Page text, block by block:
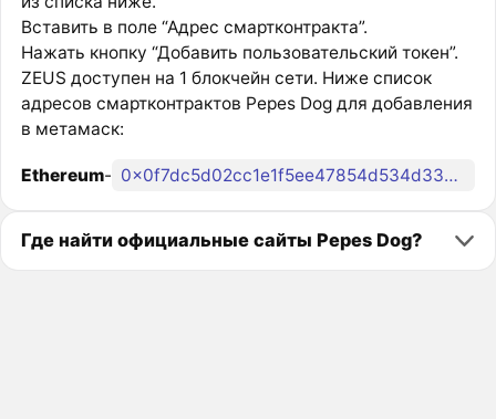
Вставить в поле “Адрес смартконтракта”.
Нажать кнопку “Добавить пользовательский токен”.
ZEUS доступен на 1 блокчейн сети. Ниже список
адресов смартконтрактов Pepes Dog для добавления
в метамаск:
Ethereum- 0x0f7dc5d02cc1e1f5ee47854d534d332a1081ccc8
Где найти официальные сайты Pepes Dog?